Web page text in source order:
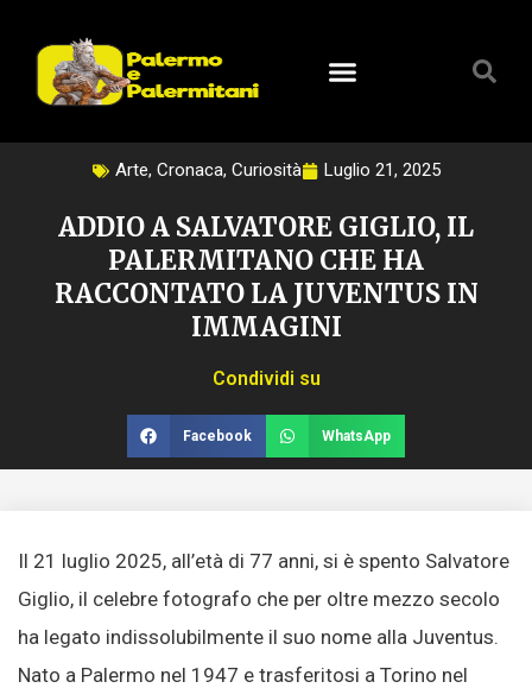
contenuto
Arte, Cronaca, Curiosità Luglio 21, 2025
ADDIO A SALVATORE GIGLIO, IL
PALERMITANO CHE HA
RACCONTATO LA JUVENTUS IN
IMMAGINI
Condividi su
Facebook WhatsApp
Il 21 luglio 2025, all’età di 77 anni, si è spento Salvatore
Giglio, il celebre fotografo che per oltre mezzo secolo
ha legato indissolubilmente il suo nome alla Juventus.
Nato a Palermo nel 1947 e trasferitosi a Torino nel